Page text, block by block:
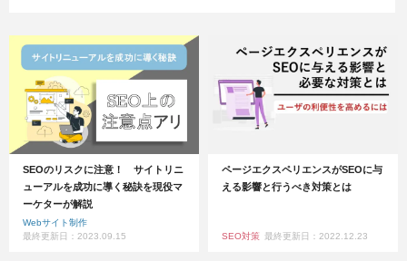
SEOのリスクに注意！ サイトリニ
ューアルを成功に導く秘訣を現役マ
ーケターが解説
Webサイト制作
最終更新日：2023.09.15
ページエクスペリエンスがSEOに与
える影響と行うべき対策とは
SEO対策 最終更新日：2022.12.23